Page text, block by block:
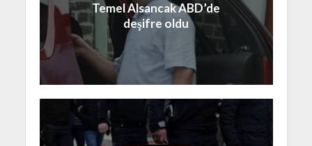
Temel Alsancak ABD’de
deşifre oldu